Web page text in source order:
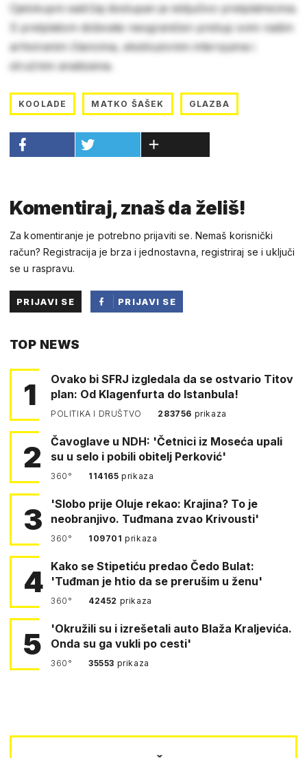
Cjelokupni sadržaj dostupan je isključivo pretplatnicima.
S pretplatom dobivate neograničen pristup svim našim
arhiviranim člancima, ekskluzivnim intervjuima i
stručnim analizama.
KOOLADE MATKO ŠAŠEK GLAZBA
Komentiraj, znaš da želiš!
Za komentiranje je potrebno prijaviti se. Nemaš korisnički
račun? Registracija je brza i jednostavna, registriraj se i uključi
se u raspravu.
PRIJAVI SE
PRIJAVI SE
TOP NEWS
1
Ovako bi SFRJ izgledala da se ostvario Titov
plan: Od Klagenfurta do Istanbula!
POLITIKA I DRUŠTVO 283756 prikaza
2
Čavoglave u NDH: 'Četnici iz Moseća upali
su u selo i pobili obitelj Perković'
360° 114165prikaza
3
'Slobo prije Oluje rekao: Krajina? To je
neobranjivo. Tuđmana zvao Krivousti'
360° 109701prikaza
4 Kako se Stipetiću predao Čedo Bulat:
'Tuđman je htio da se prerušim u ženu'
360° 42452 prikaza
5
'Okružili su i izrešetali auto Blaža Kraljevića.
Onda su ga vukli po cesti'
360° 35553 prikaza